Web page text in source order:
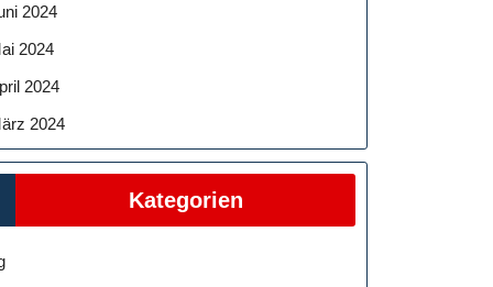
2024
2024
2024
2024
Kategorien